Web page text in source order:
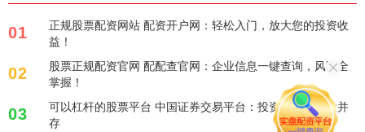
01
正规股票配资网站 配资开户网：轻松入门，放大您的投资收
益！
02
股票正规配资官网 配配查官网：企业信息一键查询，风险全
掌握！
03
可以杠杆的股票平台 中国证券交易平台：投资机遇与风险并
存